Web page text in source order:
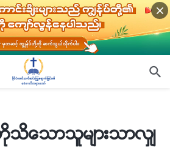
သိေသာသူမ်ားသာလွ်